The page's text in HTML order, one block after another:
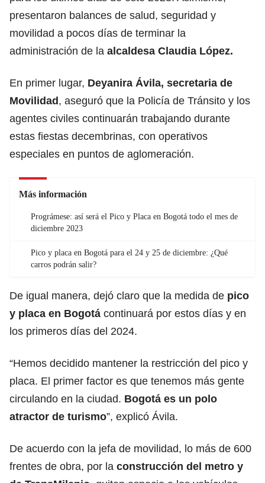
presentaron balances de salud, seguridad y
movilidad a pocos días de terminar la
administración de la alcaldesa Claudia López.
En primer lugar, Deyanira Ávila, secretaria de
Movilidad, aseguró que la Policía de Tránsito y los
agentes civiles continuarán trabajando durante
estas fiestas decembrinas, con operativos
especiales en puntos de aglomeración.
Más información
Prográmese: así será el Pico y Placa en Bogotá todo el mes de
diciembre 2023
Pico y placa en Bogotá para el 24 y 25 de diciembre: ¿Qué
carros podrán salir?
De igual manera, dejó claro que la medida de pico
y placa en Bogotá continuará por estos días y en
los primeros días del 2024.
“Hemos decidido mantener la restricción del pico y
placa. El primer factor es que tenemos más gente
circulando en la ciudad. Bogotá es un polo
atractor de turismo”, explicó Ávila.
De acuerdo con la jefa de movilidad, lo más de 600
frentes de obra, por la construcción del metro y